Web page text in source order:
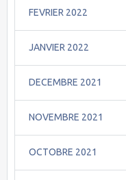
FEVRIER 2022
JANVIER 2022
DECEMBRE 2021
NOVEMBRE 2021
OCTOBRE 2021